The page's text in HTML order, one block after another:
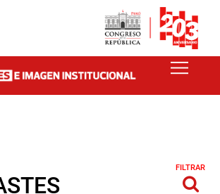
FILTRAR